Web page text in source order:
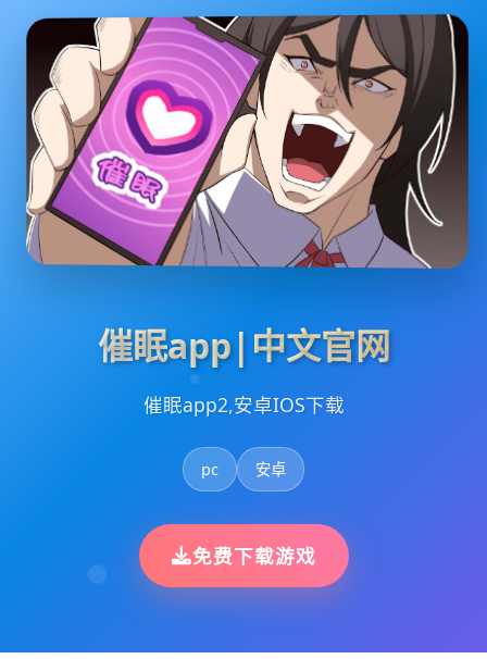
催眠app|中文官网
催眠app2,安卓IOS下载
pc 安卓
免费下载游戏